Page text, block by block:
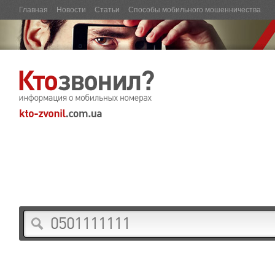
Главная Новости Статьи Способы мобильного мошенничества